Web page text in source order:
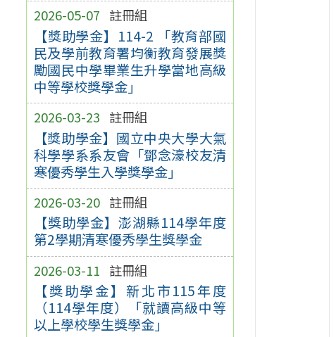
2026-05-07 註冊組
【獎助學金】114-2 「教育部國
民及學前教育署均衡教育發展獎
勵國民中學畢業生升學當地高級
中等學校獎學金」
2026-03-23 註冊組
【獎助學金】國立中央大學大氣
科學學系系友會「鄧念濠校友清
寒優秀學生入學獎學金」
2026-03-20 註冊組
【獎助學金】澎湖縣114學年度
第2學期清寒優秀學生獎學金
2026-03-11 註冊組
【獎助學金】新北市115年度
（114學年度）「就讀高級中等
以上學校學生獎學金」